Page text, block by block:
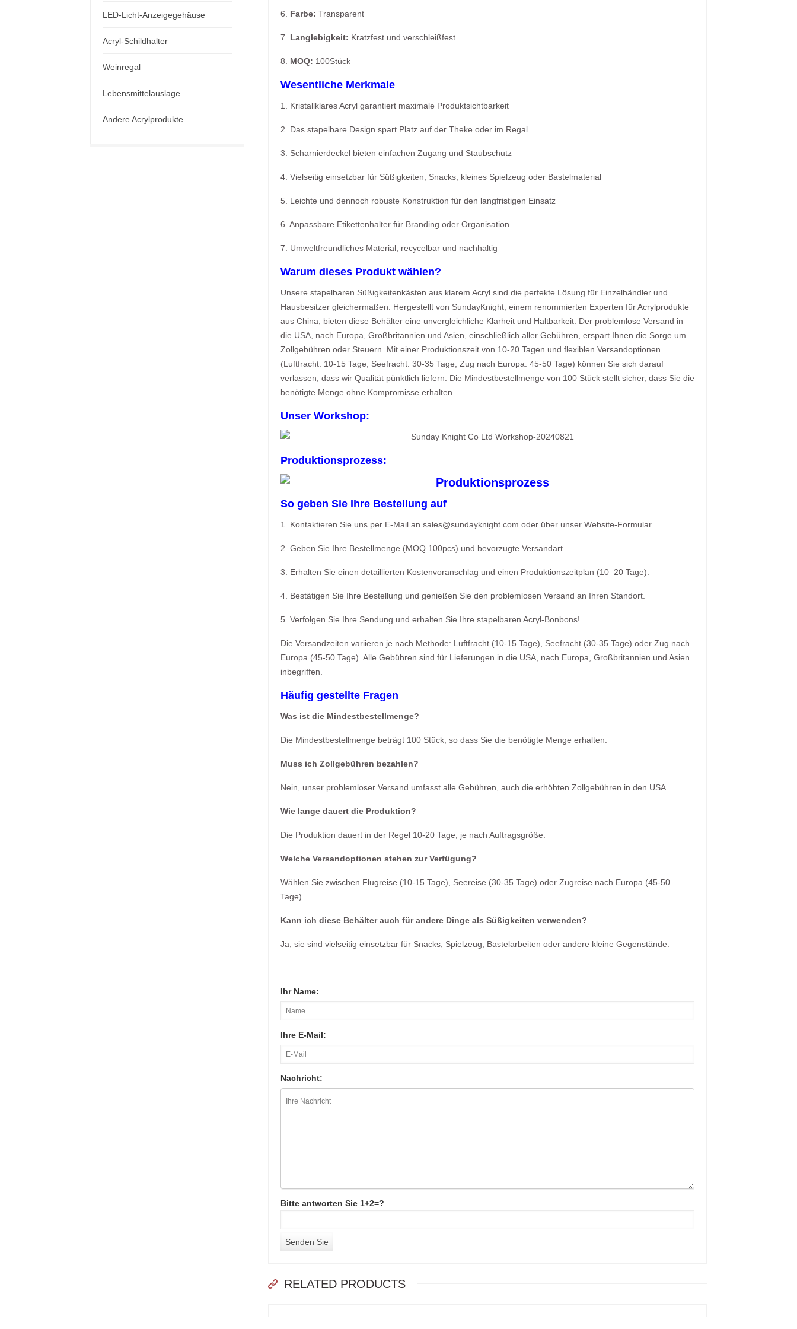
6. Farbe: Transparent
7. Langlebigkeit: Kratzfest und verschleißfest
8. MOQ: 100Stück
Wesentliche Merkmale
1. Kristallklares Acryl garantiert maximale Produktsichtbarkeit
2. Das stapelbare Design spart Platz auf der Theke oder im Regal
3. Scharnierdeckel bieten einfachen Zugang und Staubschutz
4. Vielseitig einsetzbar für Süßigkeiten, Snacks, kleines Spielzeug oder Bastelmaterial
5. Leichte und dennoch robuste Konstruktion für den langfristigen Einsatz
6. Anpassbare Etikettenhalter für Branding oder Organisation
7. Umweltfreundliches Material, recycelbar und nachhaltig
Warum dieses Produkt wählen?
Unsere stapelbaren Süßigkeitenkästen aus klarem Acryl sind die perfekte Lösung für Einzelhändler und
Hausbesitzer gleichermaßen. Hergestellt von SundayKnight, einem renommierten Experten für Acrylprodukte
aus China, bieten diese Behälter eine unvergleichliche Klarheit und Haltbarkeit. Der problemlose Versand in
die USA, nach Europa, Großbritannien und Asien, einschließlich aller Gebühren, erspart Ihnen die Sorge um
Zollgebühren oder Steuern. Mit einer Produktionszeit von 10-20 Tagen und flexiblen Versandoptionen
(Luftfracht: 10-15 Tage, Seefracht: 30-35 Tage, Zug nach Europa: 45-50 Tage) können Sie sich darauf
verlassen, dass wir Qualität pünktlich liefern. Die Mindestbestellmenge von 100 Stück stellt sicher, dass Sie die
benötigte Menge ohne Kompromisse erhalten.
Unser Workshop:
Produktionsprozess:
So geben Sie Ihre Bestellung auf
1. Kontaktieren Sie uns per E-Mail an sales@sundayknight.com oder über unser Website-Formular.
2. Geben Sie Ihre Bestellmenge (MOQ 100pcs) und bevorzugte Versandart.
3. Erhalten Sie einen detaillierten Kostenvoranschlag und einen Produktionszeitplan (10–20 Tage).
4. Bestätigen Sie Ihre Bestellung und genießen Sie den problemlosen Versand an Ihren Standort.
5. Verfolgen Sie Ihre Sendung und erhalten Sie Ihre stapelbaren Acryl-Bonbons!
Die Versandzeiten variieren je nach Methode: Luftfracht (10-15 Tage), Seefracht (30-35 Tage) oder Zug nach
Europa (45-50 Tage). Alle Gebühren sind für Lieferungen in die USA, nach Europa, Großbritannien und Asien
inbegriffen.
Häufig gestellte Fragen
Was ist die Mindestbestellmenge?
Die Mindestbestellmenge beträgt 100 Stück, so dass Sie die benötigte Menge erhalten.
Muss ich Zollgebühren bezahlen?
Nein, unser problemloser Versand umfasst alle Gebühren, auch die erhöhten Zollgebühren in den USA.
Wie lange dauert die Produktion?
Die Produktion dauert in der Regel 10-20 Tage, je nach Auftragsgröße.
Welche Versandoptionen stehen zur Verfügung?
Wählen Sie zwischen Flugreise (10-15 Tage), Seereise (30-35 Tage) oder Zugreise nach Europa (45-50
Tage).
Kann ich diese Behälter auch für andere Dinge als Süßigkeiten verwenden?
Ja, sie sind vielseitig einsetzbar für Snacks, Spielzeug, Bastelarbeiten oder andere kleine Gegenstände.
Ihr Name:
Ihre E-Mail:
Nachricht:
Bitte antworten Sie 1+2=?
RELATED PRODUCTS
LED-Licht-Anzeigegehäuse
Acryl-Schildhalter
Weinregal
Lebensmittelauslage
Andere Acrylprodukte